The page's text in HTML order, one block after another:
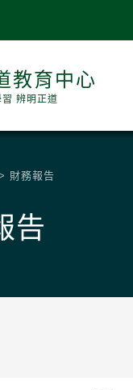
教育中心
辨明正道
財務報告
告